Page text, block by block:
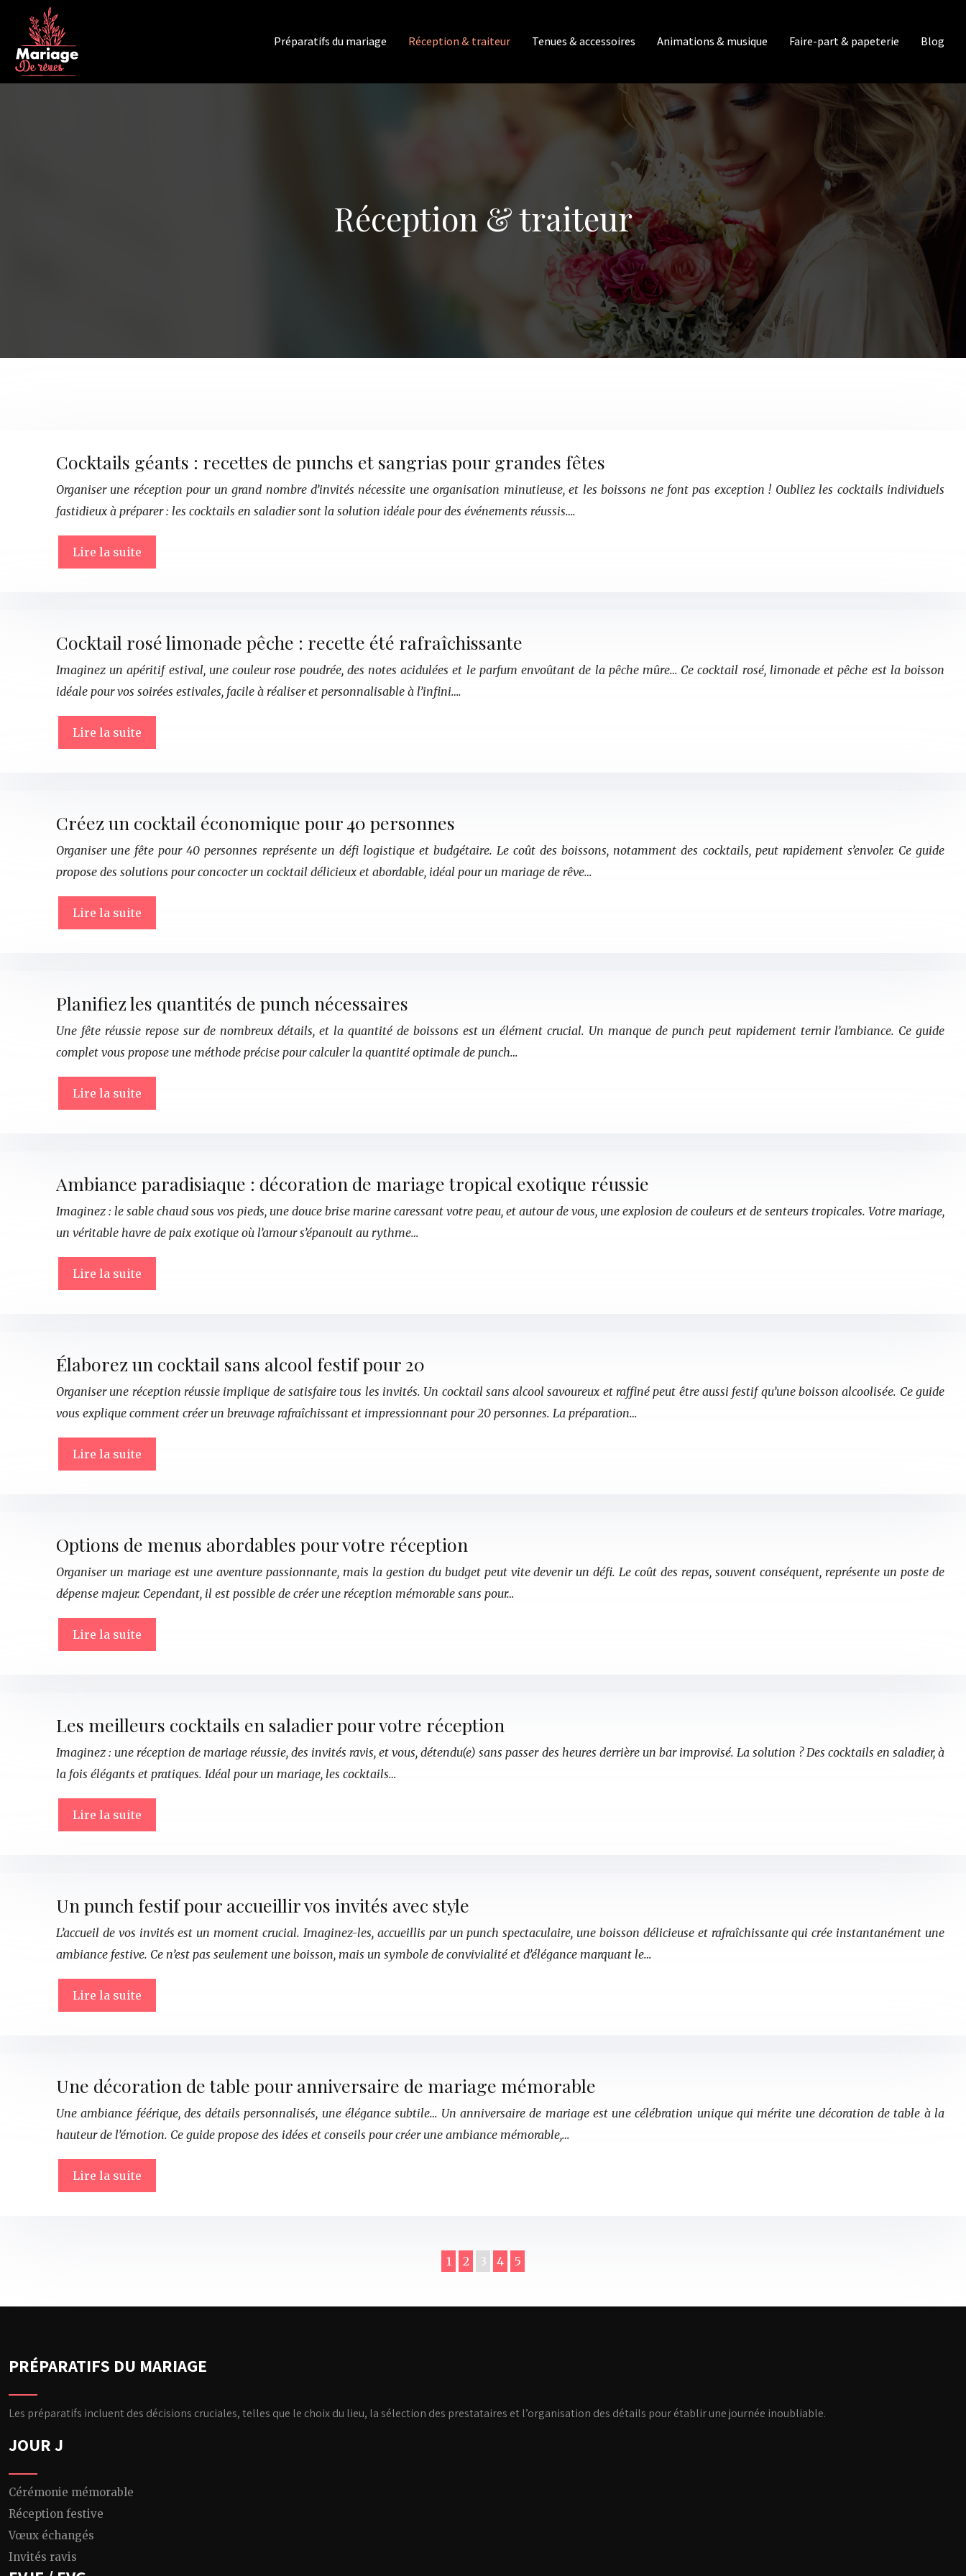
Préparatifs du mariage Réception & traiteur Tenues & accessoires Animations & musique Faire-part & papeterie Blog
Réception & traiteur
Cocktails géants : recettes de punchs et sangrias pour grandes fêtes
Organiser une réception pour un grand nombre d’invités nécessite une organisation minutieuse, et les boissons ne font pas exception ! Oubliez les cocktails individuels
fastidieux à préparer : les cocktails en saladier sont la solution idéale pour des événements réussis….
Lire la suite
Cocktail rosé limonade pêche : recette été rafraîchissante
Imaginez un apéritif estival, une couleur rose poudrée, des notes acidulées et le parfum envoûtant de la pêche mûre… Ce cocktail rosé, limonade et pêche est la boisson
idéale pour vos soirées estivales, facile à réaliser et personnalisable à l’infini….
Lire la suite
Créez un cocktail économique pour 40 personnes
Organiser une fête pour 40 personnes représente un défi logistique et budgétaire. Le coût des boissons, notamment des cocktails, peut rapidement s’envoler. Ce guide
propose des solutions pour concocter un cocktail délicieux et abordable, idéal pour un mariage de rêve…
Lire la suite
Planifiez les quantités de punch nécessaires
Une fête réussie repose sur de nombreux détails, et la quantité de boissons est un élément crucial. Un manque de punch peut rapidement ternir l’ambiance. Ce guide
complet vous propose une méthode précise pour calculer la quantité optimale de punch…
Lire la suite
Ambiance paradisiaque : décoration de mariage tropical exotique réussie
Imaginez : le sable chaud sous vos pieds, une douce brise marine caressant votre peau, et autour de vous, une explosion de couleurs et de senteurs tropicales. Votre mariage,
un véritable havre de paix exotique où l’amour s’épanouit au rythme…
Lire la suite
Élaborez un cocktail sans alcool festif pour 20
Organiser une réception réussie implique de satisfaire tous les invités. Un cocktail sans alcool savoureux et raffiné peut être aussi festif qu’une boisson alcoolisée. Ce guide
vous explique comment créer un breuvage rafraîchissant et impressionnant pour 20 personnes. La préparation…
Lire la suite
Options de menus abordables pour votre réception
Organiser un mariage est une aventure passionnante, mais la gestion du budget peut vite devenir un défi. Le coût des repas, souvent conséquent, représente un poste de
dépense majeur. Cependant, il est possible de créer une réception mémorable sans pour…
Lire la suite
Les meilleurs cocktails en saladier pour votre réception
Imaginez : une réception de mariage réussie, des invités ravis, et vous, détendu(e) sans passer des heures derrière un bar improvisé. La solution ? Des cocktails en saladier, à
la fois élégants et pratiques. Idéal pour un mariage, les cocktails…
Lire la suite
Un punch festif pour accueillir vos invités avec style
L’accueil de vos invités est un moment crucial. Imaginez-les, accueillis par un punch spectaculaire, une boisson délicieuse et rafraîchissante qui crée instantanément une
ambiance festive. Ce n’est pas seulement une boisson, mais un symbole de convivialité et d’élégance marquant le…
Lire la suite
Une décoration de table pour anniversaire de mariage mémorable
Une ambiance féérique, des détails personnalisés, une élégance subtile… Un anniversaire de mariage est une célébration unique qui mérite une décoration de table à la
hauteur de l’émotion. Ce guide propose des idées et conseils pour créer une ambiance mémorable,…
Lire la suite
1 2 3 4 5
PRÉPARATIFS DU MARIAGE
Les préparatifs incluent des décisions cruciales, telles que le choix du lieu, la sélection des prestataires et l’organisation des détails pour établir une journée inoubliable.
JOUR J
Cérémonie mémorable
Réception festive
Vœux échangés
Invités ravis